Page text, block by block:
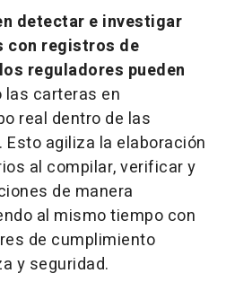
detectar e investigar
con registros de
reguladores pueden
las carteras en
real dentro de las
agiliza la elaboración
al compilar, verificar y
de manera
al mismo tiempo con
de cumplimiento
y seguridad.